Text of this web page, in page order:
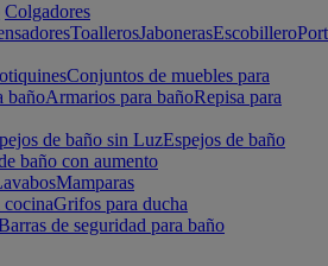
Colgadores
ToallerosJabonerasEscobillero
Conjuntos de muebles para
bañoArmarios para bañoRepisa para
de baño sin LuzEspejos de baño
baño con aumento
Mamparas
Grifos para ducha
de seguridad para baño